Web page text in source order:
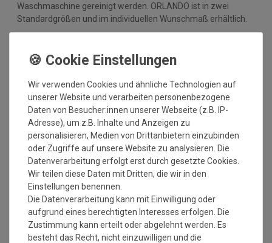
Waschmaschine gereinigt werden. ORLANDO ist in zwei
Standardgrößen und im individuellen Wunschmaß erhältlich.
Material Nutzschicht: 100 % Polyamid
Herstellungsart: getuftet
Gesamtdicke: ca. 7 mm
Gesamtgewicht: 2480 gr/qm
waschbar bis 30 Grad
strapazierfähig
rutschfest
outdoorgeeignet
Nimmt Schmutz und Nässe auf
für Fußbodenheizung geeignet
Einsatzort: Innenbereich und überdachten
Außenbereich
Made in Europe
Wir verwenden Cookies und ähnliche Technologien auf
unserer Website und verarbeiten personenbezogene
Daten von Besucher:innen unserer Webseite (z.B. IP-
Adresse), um z.B. Inhalte und Anzeigen zu
personalisieren, Medien von Drittanbietern einzubinden
oder Zugriffe auf unsere Website zu analysieren. Die
Datenverarbeitung erfolgt erst durch gesetzte Cookies.
Wir teilen diese Daten mit Dritten, die wir in den
Einstellungen benennen.
Die Datenverarbeitung kann mit Einwilligung oder
aufgrund eines berechtigten Interesses erfolgen. Die
Zustimmung kann erteilt oder abgelehnt werden. Es
besteht das Recht, nicht einzuwilligen und die